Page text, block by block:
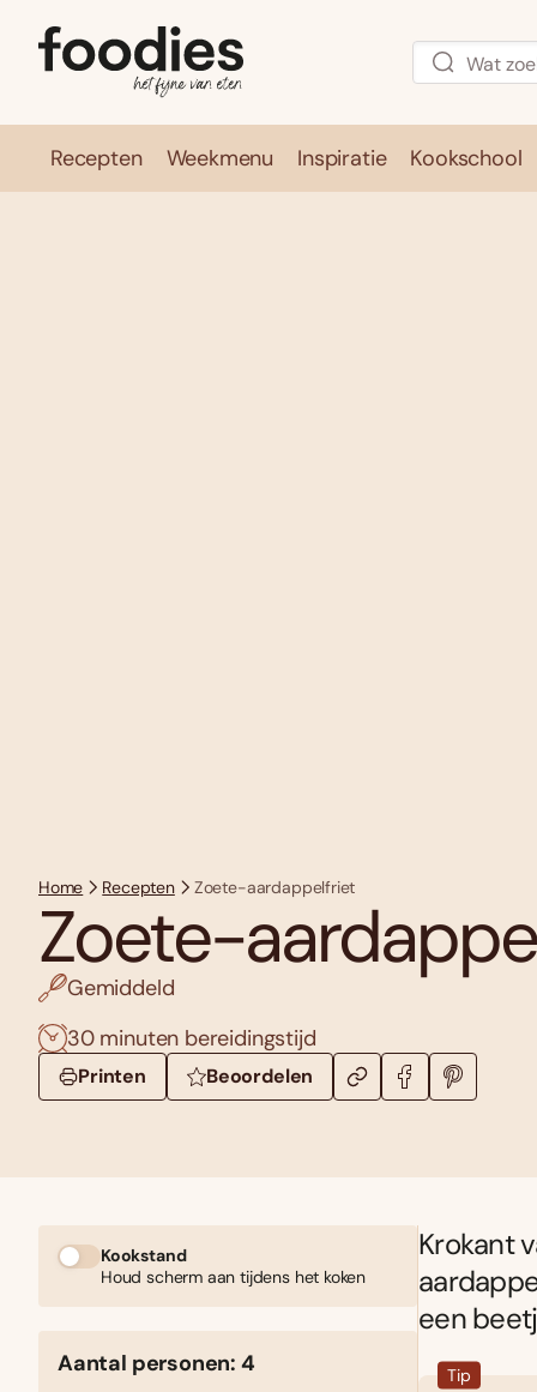
Recepten Weekmenu Inspiratie Kookschool
Home Recepten Zoete-aardappelfriet
Zoete-
Gemiddeld
30 minuten bereidingstijd
Printen Beoordelen
Kookstand
Houd scherm aan tijdens het koken
Aantal personen: 4
Krokant
een
Tip